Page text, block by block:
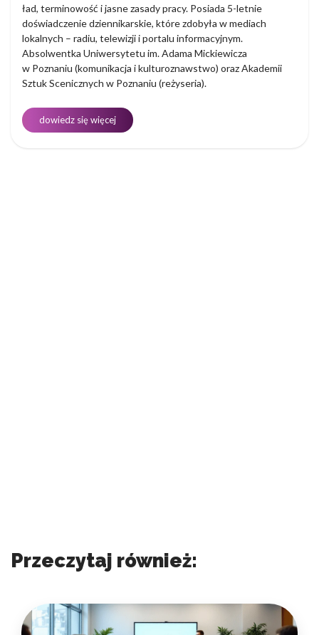
ład, terminowość i jasne zasady pracy. Posiada 5-letnie
doświadczenie dziennikarskie, które zdobyła w mediach
lokalnych – radiu, telewizji i portalu informacyjnym.
Absolwentka Uniwersytetu im. Adama Mickiewicza
w Poznaniu (komunikacja i kulturoznawstwo) oraz Akademii
Sztuk Scenicznych w Poznaniu (reżyseria).
dowiedz się więcej
Przeczytaj również: